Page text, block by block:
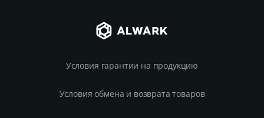
Условия гарантии на продукцию
Условия обмена и возврата товаров